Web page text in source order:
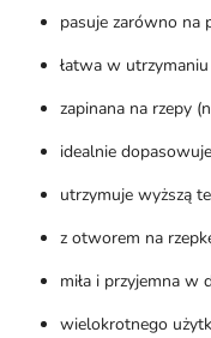
pasuje zarówno na
łatwa w
zapinana na rzepy
idealnie
utrzymuje wyższą
z otworem na
miła i przyjemna w
wielokrotnego